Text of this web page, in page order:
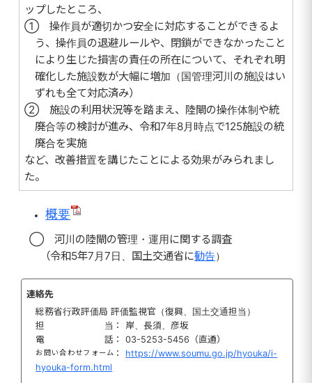
ップしたところ、
① 操作員が適切かつ安全に対応することができるよ
う、操作員の退避ルールや、閉鎖ができなかったこと
により生じた損害の責任の所在について、それぞれ明
確化した施設数が大幅に増加（国管理河川の施設はい
ずれも全て対応済み）
② 施設の利用状況等を踏まえ、陸閘の操作体制や統
廃合等の検討が進み、令和7年8月時点で125施設の統
廃合を実施
など、改善措置を講じたことによる効果がみられまし
た。
概要
◯ 河川の陸閘の管理・運用に関する調査
（令和5年7月7日、国土交通省に勧告）
連絡先
総務省行政評価局 評価監視官（復興、国土交通担当）
担当 ： 岸、長須、彦坂
電話 ： 03-5253-5456（直通）
お問い合わせフォーム ： https://www.soumu.go.jp/hyouka/i-
hyouka-form.html